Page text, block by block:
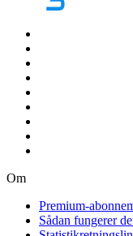
Om
Premium-
Sådan fungerer